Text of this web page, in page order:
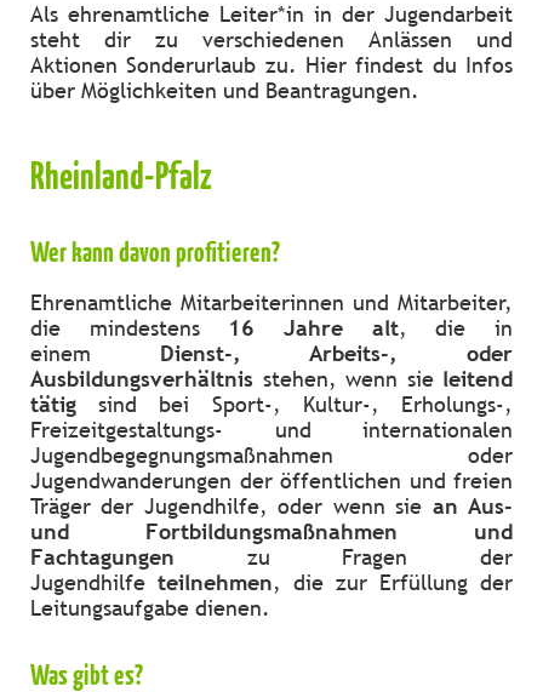
Als ehrenamtliche Leiter*in in der Jugendarbeit
steht dir zu verschiedenen Anlässen und
Aktionen Sonderurlaub zu. Hier findest du Infos
über Möglichkeiten und Beantragungen.
Rheinland-Pfalz
Wer kann davon profitieren?
Ehrenamtliche Mitarbeiterinnen und Mitarbeiter,
die mindestens 16 Jahre alt, die in
einem Dienst-, Arbeits-, oder
Ausbildungsverhältnis stehen, wenn sie leitend
tätig sind bei Sport-, Kultur-, Erholungs-,
Freizeitgestaltungs- und internationalen
Jugendbegegnungsmaßnahmen oder
Jugendwanderungen der öffentlichen und freien
Träger der Jugendhilfe, oder wenn sie an Aus-
und Fortbildungsmaßnahmen und
Fachtagungen zu Fragen der
Jugendhilfe teilnehmen, die zur Erfüllung der
Leitungsaufgabe dienen.
Was gibt es?